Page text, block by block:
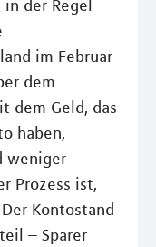
der Regel
im Februar
dem
dem Geld, das
haben,
weniger
Prozess ist,
Kontostand
– Sparer